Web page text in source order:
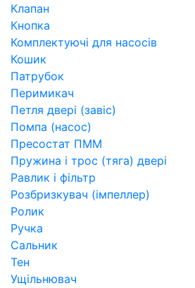
Клапан
Кнопка
Комплектуючі для насосів
Кошик
Патрубок
Перимикач
Петля двері (завіс)
Помпа (насос)
Пресостат ПММ
Пружина і трос (тяга) двері
Равлик і фільтр
Розбризкувач (імпеллер)
Ролик
Ручка
Сальник
Тен
Ущільнювач